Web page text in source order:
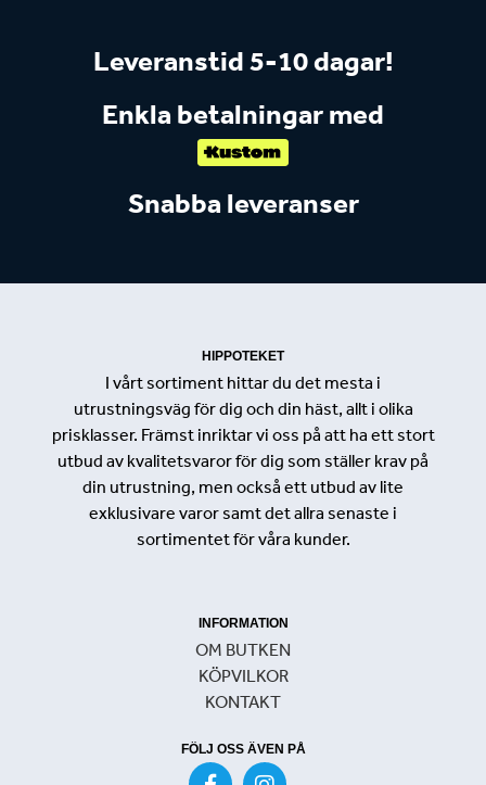
Leveranstid 5-10 dagar!
Enkla betalningar med
Snabba leveranser
HIPPOTEKET
I vårt sortiment hittar du det mesta i
utrustningsväg för dig och din häst, allt i olika
prisklasser. Främst inriktar vi oss på att ha ett stort
utbud av kvalitetsvaror för dig som ställer krav på
din utrustning, men också ett utbud av lite
exklusivare varor samt det allra senaste i
sortimentet för våra kunder.
INFORMATION
OM BUTKEN
KÖPVILKOR
KONTAKT
FÖLJ OSS ÄVEN PÅ